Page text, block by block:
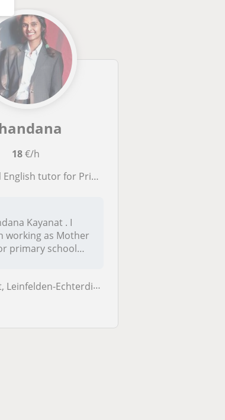
18€/h
(school for children between the ages of about five and eleven.)
Kayanat . I
working as Mother
primary school
Echterdingen